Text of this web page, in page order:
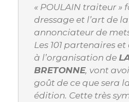
« POULAIN traiteur »
dressage et l’art de
annonciateur de
Les 101 partenaires
à l’organisation de
BRETONNE, vont
goût de ce que sera
édition. Cette très